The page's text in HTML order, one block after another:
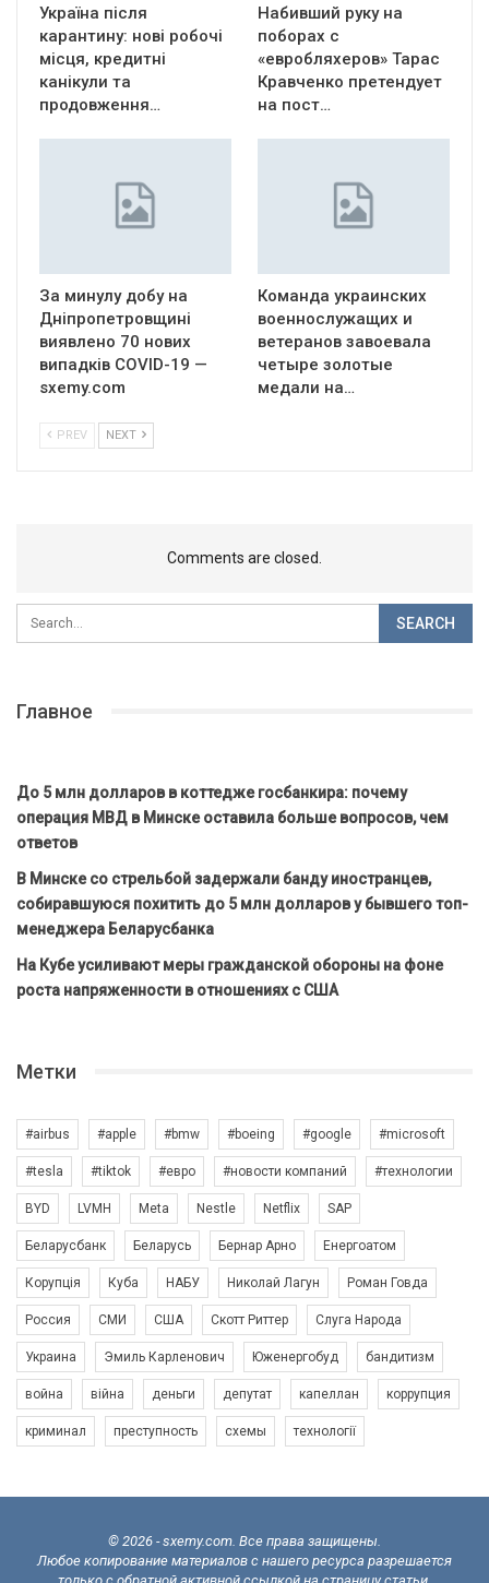
Україна після
карантину: нові робочі
місця, кредитні
канікули та
продовження…
Набивший руку на
поборах с
«евробляхеров» Тарас
Кравченко претендует
на пост…
За минулу добу на
Дніпропетровщині
виявлено 70 нових
випадків COVID-19 —
sxemy.com
Команда украинских
военнослужащих и
ветеранов завоевала
четыре золотые
медали на…
PREV NEXT
Comments are closed.
Главное
До 5 млн долларов в коттедже госбанкира: почему
операция МВД в Минске оставила больше вопросов, чем
ответов
В Минске со стрельбой задержали банду иностранцев,
собиравшуюся похитить до 5 млн долларов у бывшего топ-
менеджера Беларусбанка
На Кубе усиливают меры гражданской обороны на фоне
роста напряженности в отношениях с США
Метки
#airbus #apple #bmw #boeing #google #microsoft
#tesla #tiktok #евро #новости компаний #технологии
BYD LVMH Meta Nestle Netflix SAP
Беларусбанк Беларусь Бернар Арно Енергоатом
Корупція Куба НАБУ Николай Лагун Роман Говда
Россия СМИ США Скотт Риттер Слуга Народа
Украина Эмиль Карленович Юженергобуд бандитизм
война війна деньги депутат капеллан коррупция
криминал преступность схемы технології
© 2026 - sxemy.com. Все права защищены.
Любое копирование материалов с нашего ресурса разрешается